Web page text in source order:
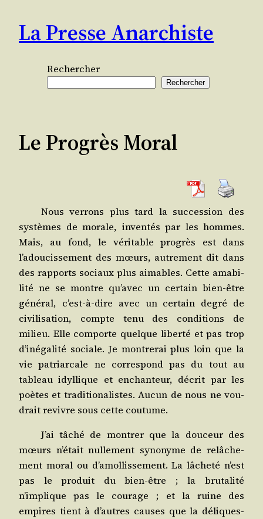
contenu
La Presse Anarchiste
Rechercher
Rechercher
Le Progrès Moral
Nous ver­rons plus tard la suc­ces­sion des
sys­tèmes de morale, inven­tés par les hommes.
Mais, au fond, le véri­table pro­grès est dans
l’adoucissement des mœurs, autre­ment dit dans
des rap­ports sociaux plus aimables. Cette ama­bi­
li­té ne se montre qu’avec un cer­tain bien-être
géné­ral, c’est-à-dire avec un cer­tain degré de
civi­li­sa­tion, compte tenu des condi­tions de
milieu. Elle com­porte quelque liber­té et pas trop
d’inégalité sociale. Je mon­tre­rai plus loin que la
vie patriar­cale ne cor­res­pond pas du tout au
tableau idyl­lique et enchan­teur, décrit par les
poètes et tra­di­tio­na­listes. Aucun de nous ne vou­
drait revivre sous cette coutume.
J’ai tâché de mon­trer que la dou­ceur des
mœurs n’était nul­le­ment syno­nyme de relâ­che­
ment moral ou d’amollissement. La lâche­té n’est
pas le pro­duit du bien-être ; la bru­ta­li­té
n’implique pas le cou­rage ; et la ruine des
empires tient à d’autres causes que la déli­ques­